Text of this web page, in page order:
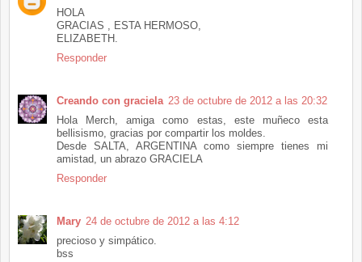
HOLA
GRACIAS , ESTA HERMOSO,
ELIZABETH.
Responder
Creando con graciela 23 de octubre de 2012 a las 20:32
Hola Merch, amiga como estas, este muñeco esta
bellisismo, gracias por compartir los moldes.
Desde SALTA, ARGENTINA como siempre tienes mi
amistad, un abrazo GRACIELA
Responder
Mary 24 de octubre de 2012 a las 4:12
precioso y simpático.
bss